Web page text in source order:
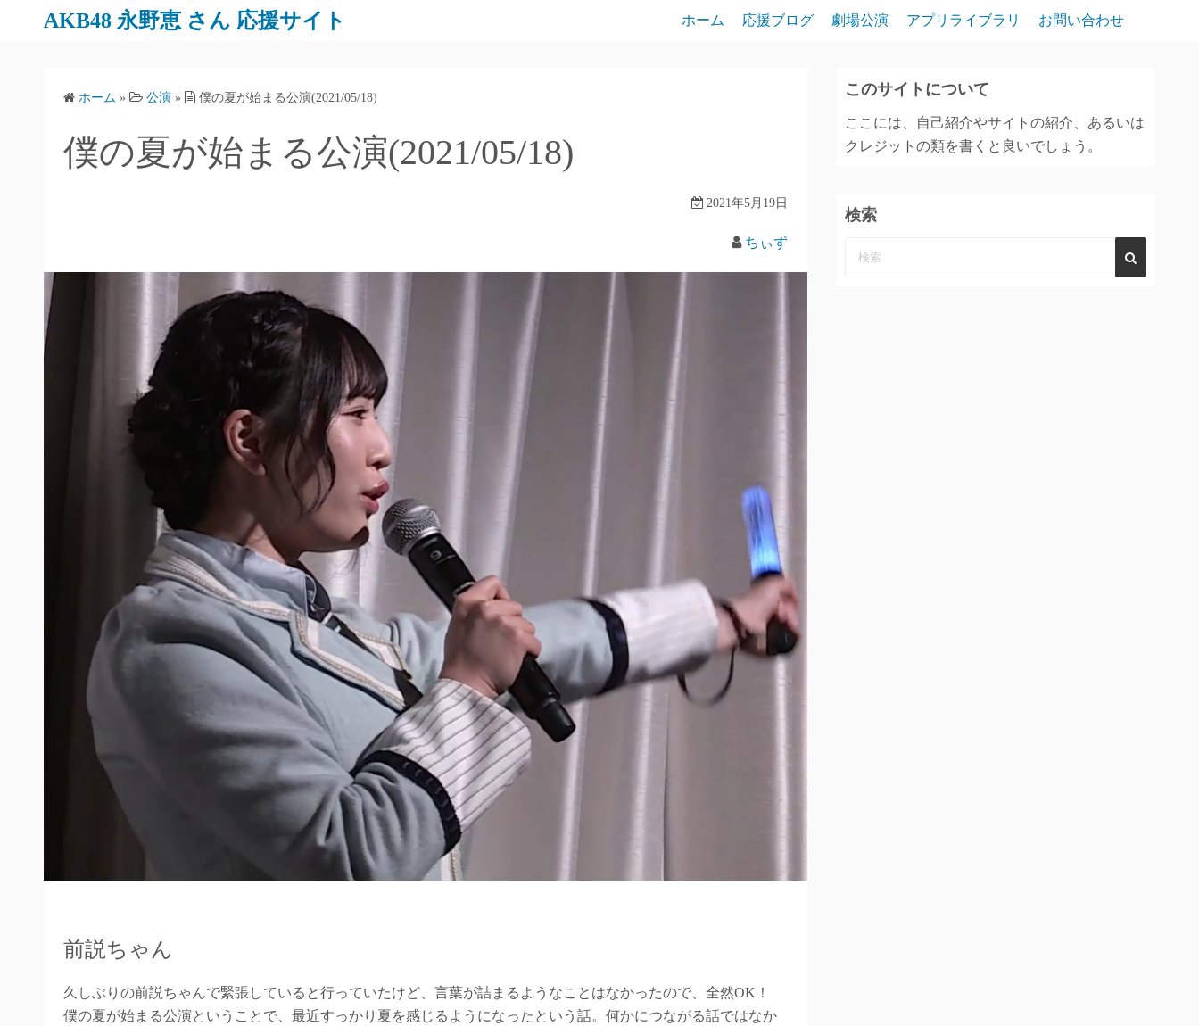
AKB48 永野恵 さん 応援サイト ホーム 応援ブログ 劇場公演 アプリライブラリ お問い合わせ
ホーム » 公演 » 僕の夏が始まる公演(2021/05/18)
僕の夏が始まる公演(2021/05/18)
2021年5月19日
ちぃず
前説ちゃん
久しぶりの前説ちゃんで緊張していると行っていたけど、言葉が詰まるようなことはなかったので、全然OK！
僕の夏が始まる公演ということで、最近すっかり夏を感じるようになったという話。何かにつながる話ではなか
このサイトについて
ここには、自己紹介やサイトの紹介、あるいは
クレジットの類を書くと良いでしょう。
検索